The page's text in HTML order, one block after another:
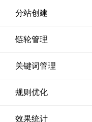
分站创建
链轮管理
关键词管理
规则优化
效果统计